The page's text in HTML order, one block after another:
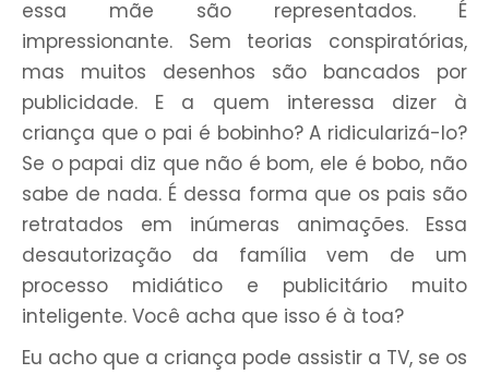
essa mãe são representados. É
impressionante. Sem teorias conspiratórias,
mas muitos desenhos são bancados por
publicidade. E a quem interessa dizer à
criança que o pai é bobinho? A ridicularizá-lo?
Se o papai diz que não é bom, ele é bobo, não
sabe de nada. É dessa forma que os pais são
retratados em inúmeras animações. Essa
desautorização da família vem de um
processo midiático e publicitário muito
inteligente. Você acha que isso é à toa?
Eu acho que a criança pode assistir a TV, se os